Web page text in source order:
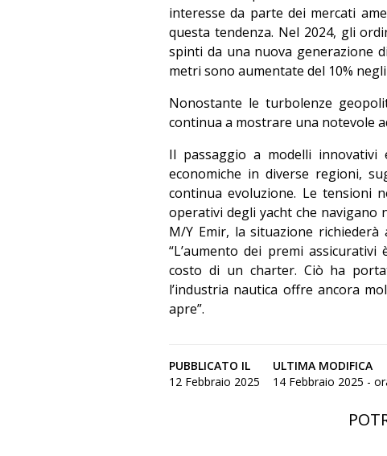
interesse da parte dei mercati
questa tendenza. Nel 2024, gli
spinti da una nuova generazione
metri sono aumentate del 10%
Nonostante le turbolenze
continua a mostrare una notevole
Il passaggio a modelli
economiche in diverse regioni,
continua evoluzione. Le tensioni
operativi degli yacht che navigano
M/Y Emir, la situazione
“L’aumento dei premi
costo di un charter. Ciò ha
l’industria nautica offre ancora
apre”.
PUBBLICATO IL
12 Febbraio 2025
ULTIMA MODIFICA
14 Febbraio 2025 -